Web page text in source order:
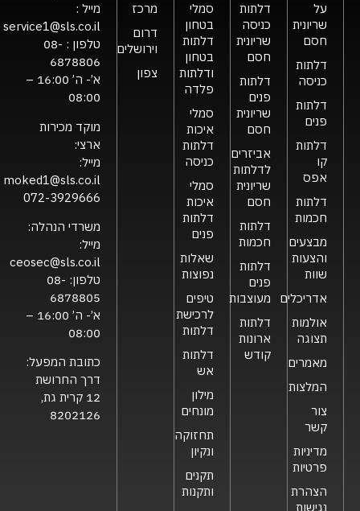
על
שריונית
חסם
דלתות
כניסה
דלתות
פנים
דלתות
קו
אפס
דלתות
חכמות
מבצעים
והצעות
שוות
אדריכלים
אולמות
תצוגה
מאמרים
המלצות
צור
קשר
מדיניות
פרטיות
הצהרת
נגישות
דלתות
כניסה
שריונית
חסם
דלתות
פנים
שריונית
חסם
אביזרים
לדלתות
שריונית
חסם
דלתות
חכמות
דלתות
פנים
מעוצבות
דלתות
ארונות
קודש
סמלי
בטחון
דלתות
בטחון
ודלתות
פלדה
סמלי
איכות
דלתות
כניסה
סמלי
איכות
דלתות
פנים
שאלות
נפוצות
טיפים
לרכישת
דלתות
דלתות
אש
מילון
מונחים
תחזוקה
ונקיון
תקנים
ותקנות
מרכז
דרום
וירושלים
צפון
מייל :
service1@sls.co.il
טלפון : 08-
6878806
א’- ה’ 16:00 –
08:00
מוקד מכירות
ארצי:
מייל:
moked1@sls.co.il
072-3929666
משרדי הנהלה:
מייל:
ceosec@sls.co.il
טלפון: 08-
6878805
א’- ה’ 16:00 –
08:00
כתובת המפעל:
דרך החרושת
12 קרית גת,
8202126